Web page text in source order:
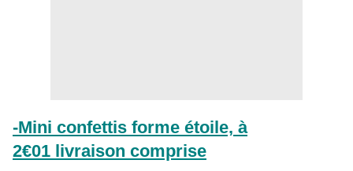
-Mini confettis forme étoile, à
2€01 livraison comprise